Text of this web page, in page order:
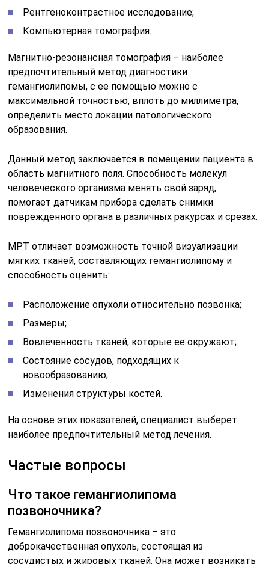
Рентгеноконтрастное исследование;
Компьютерная томография.
Магнитно-резонансная томография – наиболее
предпочтительный метод диагностики
гемангиолипомы, с ее помощью можно с
максимальной точностью, вплоть до миллиметра,
определить место локации патологического
образования.
Данный метод заключается в помещении пациента в
область магнитного поля. Способность молекул
человеческого организма менять свой заряд,
помогает датчикам прибора сделать снимки
поврежденного органа в различных ракурсах и срезах.
МРТ отличает возможность точной визуализации
мягких тканей, составляющих гемангиолипому и
способность оценить:
Расположение опухоли относительно позвонка;
Размеры;
Вовлеченность тканей, которые ее окружают;
Состояние сосудов, подходящих к
новообразованию;
Изменения структуры костей.
На основе этих показателей, специалист выберет
наиболее предпочтительный метод лечения.
Частые вопросы
Что такое гемангиолипома
позвоночника?
Гемангиолипома позвоночника – это
доброкачественная опухоль, состоящая из
сосудистых и жировых тканей. Она может возникать